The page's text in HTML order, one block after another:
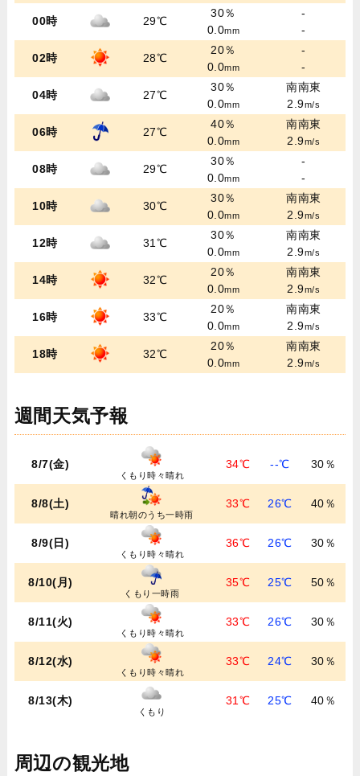
00時 29℃
30％
0.0mm
-
-
02時 28℃
20％
0.0mm
-
-
04時 27℃
30％
0.0mm
南南東
2.9m/s
06時 27℃
40％
0.0mm
南南東
2.9m/s
08時 29℃
30％
0.0mm
-
-
10時 30℃
30％
0.0mm
南南東
2.9m/s
12時 31℃
30％
0.0mm
南南東
2.9m/s
14時 32℃
20％
0.0mm
南南東
2.9m/s
16時 33℃
20％
0.0mm
南南東
2.9m/s
18時 32℃
20％
0.0mm
南南東
2.9m/s
週間天気予報
8/7(金)
くもり時々晴れ
34℃ --℃ 30％
8/8(土)
晴れ朝のうち一時雨
33℃ 26℃ 40％
8/9(日)
くもり時々晴れ
36℃ 26℃ 30％
8/10(月)
くもり一時雨
35℃ 25℃ 50％
8/11(火)
くもり時々晴れ
33℃ 26℃ 30％
8/12(水)
くもり時々晴れ
33℃ 24℃ 30％
8/13(木)
くもり
31℃ 25℃ 40％
周辺の観光地